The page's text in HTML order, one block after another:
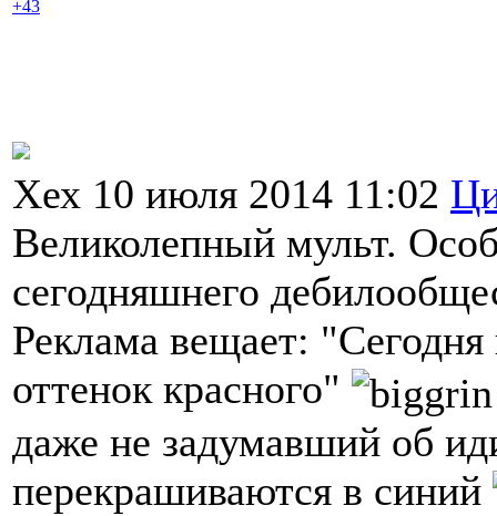
+43
Хех 10 июля 2014 11:02
Великолепный мульт.
сегодняшнего
Реклама вещает: "Сегодня
оттенок красного"
даже не задумавший об
перекрашиваются в синий